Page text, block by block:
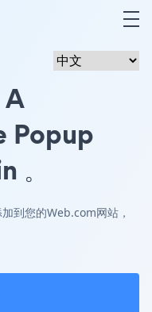
A
Popup
。
到您的Web.com网站，